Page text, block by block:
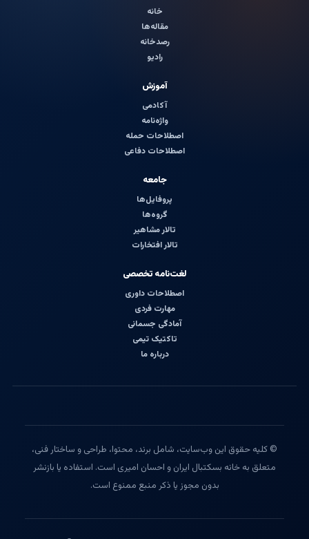
خانه
مقاله‌ها
رصدخانه
رادیو
آموزش
آکادمی
واژه‌نامه
اصطلاحات حمله
اصطلاحات دفاعی
جامعه
پروفایل‌ها
گروه‌ها
تالار مشاهیر
تالار افتخارات
لغت‌نامه تخصصی
اصطلاحات داوری
مهارت فردی
آمادگی جسمانی
تاکتیک تیمی
درباره ما
© کلیه حقوق این وب‌سایت، شامل برند، محتوا، طراحی و ساختار فنی،
متعلق به خانه بسکتبال ایران و احسان امیری است. استفاده یا بازنشر
بدون مجوز یا ذکر منبع ممنوع است.